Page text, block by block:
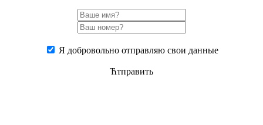
Я добровольно отправляю свои данные
Ћтправить